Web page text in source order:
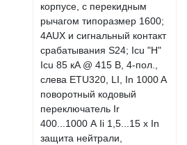
корпусе, с перекидным
рычагом типоразмер 1600;
4AUX и сигнальный контакт
срабатывания S24; Icu "H"
Icu 85 кA @ 415 В, 4-пол.,
слева ETU320, LI, In 1000 A
поворотный кодовый
переключатель Ir
400...1000 А Ii 1,5...15 x In
защита нейтрали,